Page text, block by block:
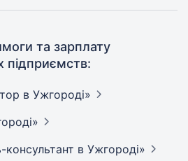
та зарплату
підприємств:
в Ужгороді»
консультант в Ужгороді»